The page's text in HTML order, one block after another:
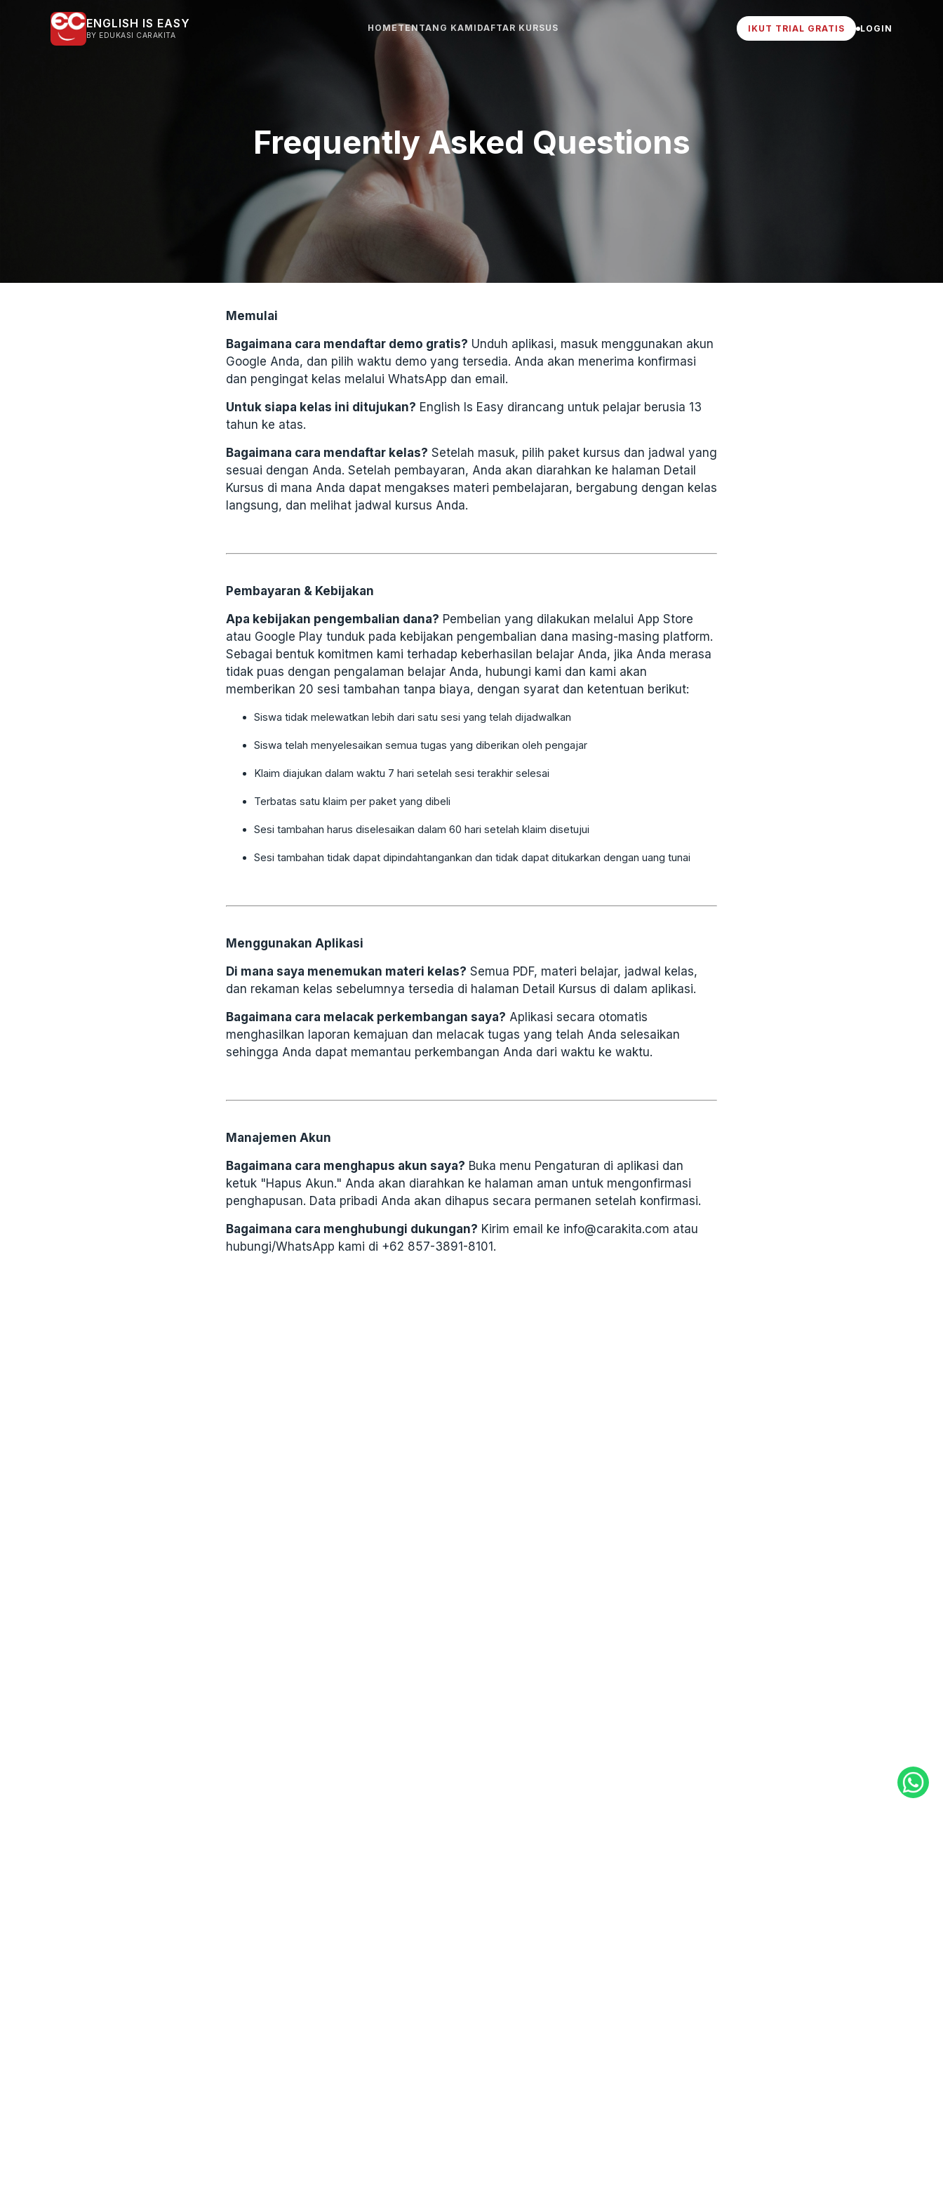
ENGLISH IS EASY
BY EDUKASI CARAKITA
HOMETENTANG KAMI DAFTAR KURSUS IKUT TRIAL GRATIS LOGIN
Frequently Asked Questions
Memulai
Bagaimana cara mendaftar demo gratis? Unduh aplikasi, masuk menggunakan akun
Google Anda, dan pilih waktu demo yang tersedia. Anda akan menerima konfirmasi
dan pengingat kelas melalui WhatsApp dan email.
Untuk siapa kelas ini ditujukan? English Is Easy dirancang untuk pelajar berusia 13
tahun ke atas.
Bagaimana cara mendaftar kelas? Setelah masuk, pilih paket kursus dan jadwal yang
sesuai dengan Anda. Setelah pembayaran, Anda akan diarahkan ke halaman Detail
Kursus di mana Anda dapat mengakses materi pembelajaran, bergabung dengan kelas
langsung, dan melihat jadwal kursus Anda.
Pembayaran & Kebijakan
Apa kebijakan pengembalian dana? Pembelian yang dilakukan melalui App Store
atau Google Play tunduk pada kebijakan pengembalian dana masing-masing platform.
Sebagai bentuk komitmen kami terhadap keberhasilan belajar Anda, jika Anda merasa
tidak puas dengan pengalaman belajar Anda, hubungi kami dan kami akan
memberikan 20 sesi tambahan tanpa biaya, dengan syarat dan ketentuan berikut:
Siswa tidak melewatkan lebih dari satu sesi yang telah dijadwalkan
Siswa telah menyelesaikan semua tugas yang diberikan oleh pengajar
Klaim diajukan dalam waktu 7 hari setelah sesi terakhir selesai
Terbatas satu klaim per paket yang dibeli
Sesi tambahan harus diselesaikan dalam 60 hari setelah klaim disetujui
Sesi tambahan tidak dapat dipindahtangankan dan tidak dapat ditukarkan dengan uang tunai
Menggunakan Aplikasi
Di mana saya menemukan materi kelas? Semua PDF, materi belajar, jadwal kelas,
dan rekaman kelas sebelumnya tersedia di halaman Detail Kursus di dalam aplikasi.
Bagaimana cara melacak perkembangan saya? Aplikasi secara otomatis
menghasilkan laporan kemajuan dan melacak tugas yang telah Anda selesaikan
sehingga Anda dapat memantau perkembangan Anda dari waktu ke waktu.
Manajemen Akun
Bagaimana cara menghapus akun saya? Buka menu Pengaturan di aplikasi dan
ketuk "Hapus Akun." Anda akan diarahkan ke halaman aman untuk mengonfirmasi
penghapusan. Data pribadi Anda akan dihapus secara permanen setelah konfirmasi.
Bagaimana cara menghubungi dukungan? Kirim email ke info@carakita.com atau
hubungi/WhatsApp kami di +62 857-3891-8101.